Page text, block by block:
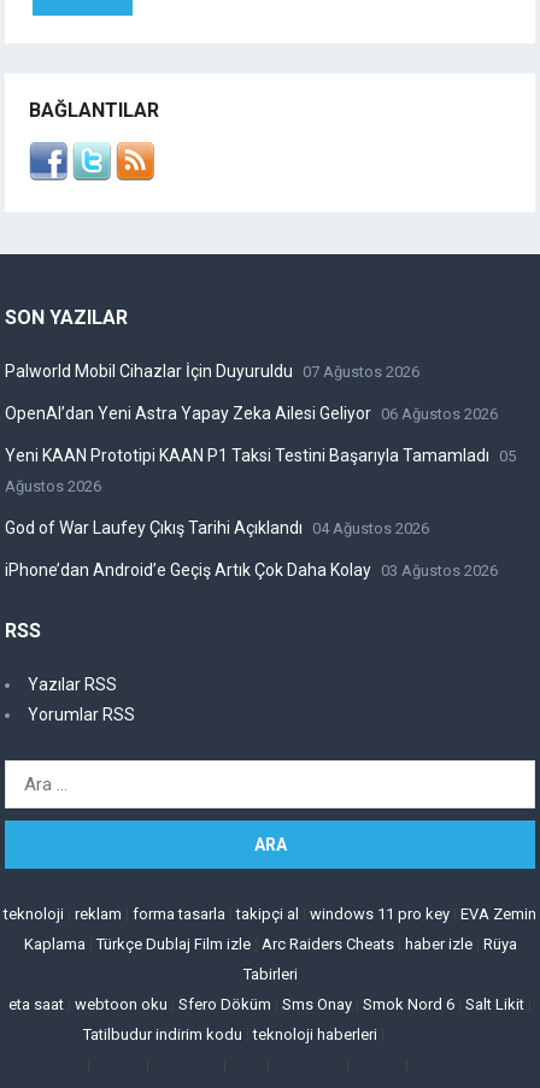
BAĞLANTILAR
SON YAZILAR
Palworld Mobil Cihazlar İçin Duyuruldu 07 Ağustos 2026
OpenAI’dan Yeni Astra Yapay Zeka Ailesi Geliyor 06 Ağustos 2026
Yeni KAAN Prototipi KAAN P1 Taksi Testini Başarıyla Tamamladı
05
Ağustos 2026
God of War Laufey Çıkış Tarihi Açıklandı 04 Ağustos 2026
iPhone’dan Android’e Geçiş Artık Çok Daha Kolay 03 Ağustos 2026
RSS
Yazılar RSS
Yorumlar RSS
Arama:
teknoloji reklam forma tasarla |takipçi al windows 11 pro key EVA Zemin
Kaplama |Türkçe Dublaj Film izle| Arc Raiders Cheats| haber izle| Rüya
Tabirleri
eta saat webtoon oku Sfero Döküm Sms Onay Smok Nord 6 Salt Likit
Tatilbudur indirim kodu |teknoloji haberleri|